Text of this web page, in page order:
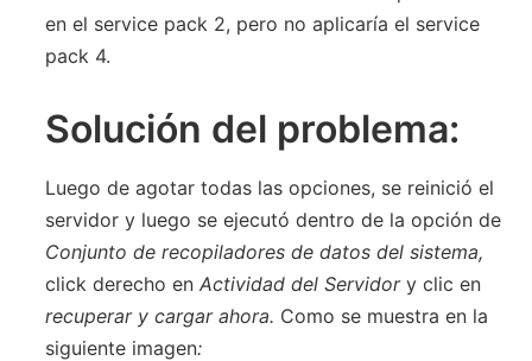
en el service pack 2, pero no aplicaría el service
pack 4.
Solución del problema:
Luego de agotar todas las opciones, se reinició el
servidor y luego se ejecutó dentro de la opción de
Conjunto de recopiladores de datos del sistema,
click derecho en Actividad del Servidor y clic en
recuperar y cargar ahora. Como se muestra en la
siguiente imagen: